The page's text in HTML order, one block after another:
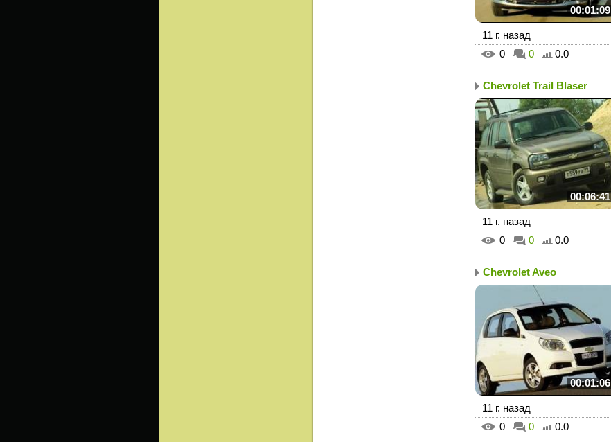
00:01:09
11 г. назад
0
0 0.0
Chevrolet Trail Blaser
00:06:41
11 г. назад
0
0 0.0
Chevrolet Aveo
00:01:06
11 г. назад
0
0 0.0